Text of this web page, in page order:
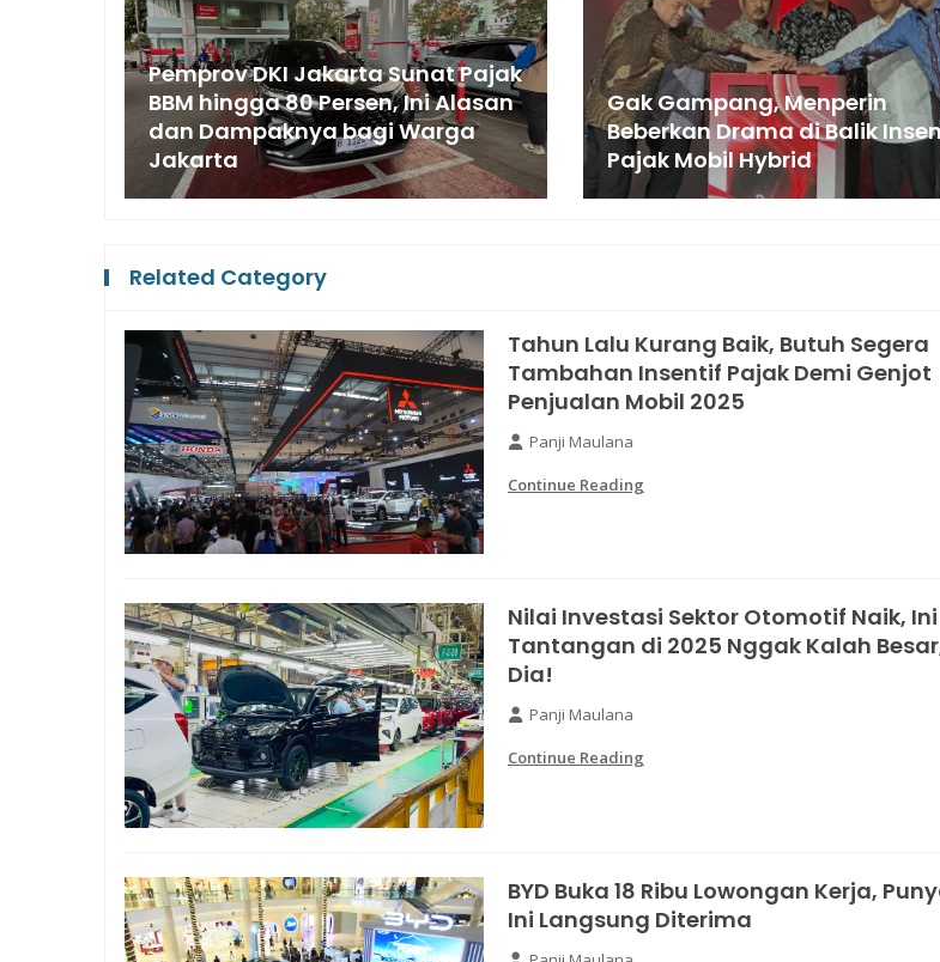
Pemprov DKI Jakarta Sunat Pajak
BBM hingga 80 Persen, Ini Alasan
dan Dampaknya bagi Warga
Jakarta
Gak Gampang, Menperin
Beberkan Drama di Balik
Pajak Mobil Hybrid
Related Category
Tahun Lalu Kurang Baik, Butuh Segera
Tambahan Insentif Pajak Demi Genjot
Penjualan Mobil 2025
Panji Maulana
Continue Reading
Nilai Investasi Sektor Otomotif Naik, Ini
Tantangan di 2025 Nggak Kalah
Dia!
Panji Maulana
Continue Reading
BYD Buka 18 Ribu Lowongan Kerja,
Ini Langsung Diterima